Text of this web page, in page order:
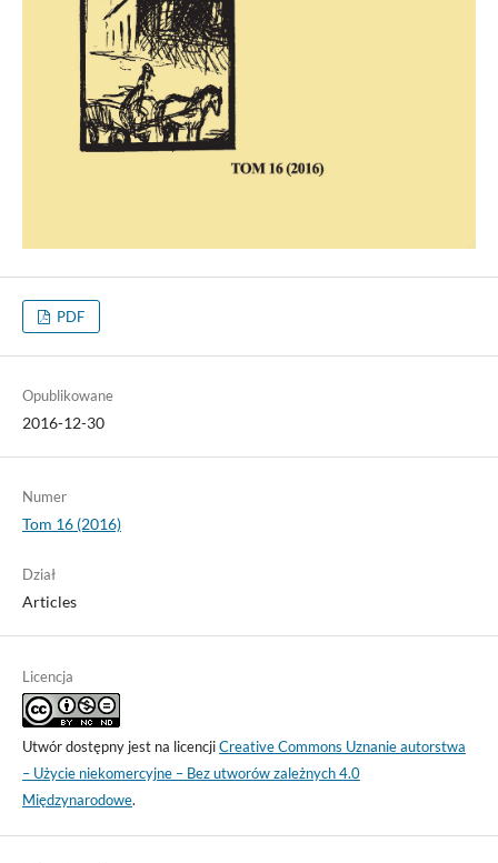
PDF
Opublikowane
2016-12-30
Numer
Tom 16 (2016)
Dział
Articles
Licencja
Utwór dostępny jest na licencjiCreative Commons Uznanie autorstwa
– Użycie niekomercyjne – Bez utworów zależnych 4.0
Międzynarodowe.